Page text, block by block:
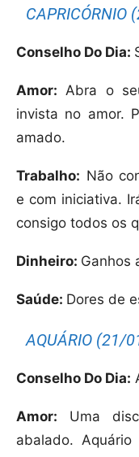
Conselho Do Dia:
Amor: Abra o
invista no amor.
amado.
Trabalho: Não
e com iniciativa.
consigo todos os
Dinheiro: Ganhos
Saúde: Dores de
AQUÁRIO (21/
Conselho Do Dia:
Amor: Uma
abalado.